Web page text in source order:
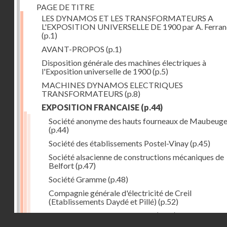
PAGE DE TITRE
LES DYNAMOS ET LES TRANSFORMATEURS A
L'EXPOSITION UNIVERSELLE DE 1900 par A.
(p.1)
AVANT-PROPOS (p.1)
Disposition générale des machines électriques à
l'Exposition universelle de 1900(p.5)
MACHINES DYNAMOS ELECTRIQUES
TRANSFORMATEURS (p.8)
EXPOSITION FRANCAISE (p.44)
Société anonyme des hauts fourneaux de Maubeuge
(p.44)
Société des établissements Postel-Vinay(p.45)
Société alsacienne de constructions mécaniques de
Belfort(p.47)
Société Gramme(p.48)
Compagnie générale d'électricité de Creil
(Etablissements Daydé et Pillé) (p.52)
Compagnie générale de Nancy(p.52)